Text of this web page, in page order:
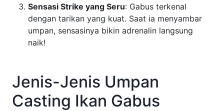
Sensasi Strike yang Seru: Gabus terkenal
dengan tarikan yang kuat. Saat ia menyambar
umpan, sensasinya bikin adrenalin langsung
naik!
Jenis-Jenis Umpan
Casting Ikan Gabus